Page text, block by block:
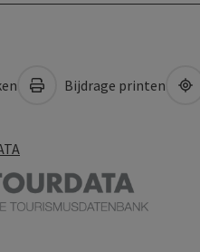
Bijdrage printen